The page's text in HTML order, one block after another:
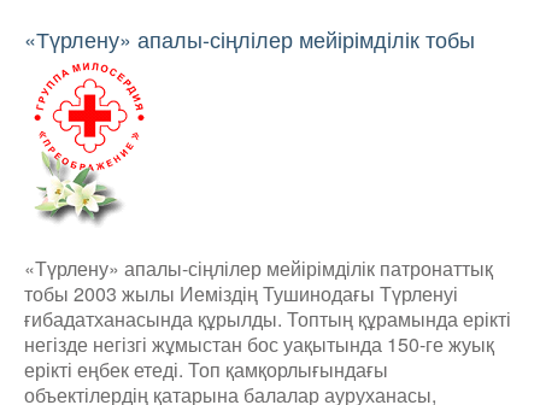
«Түрлену» апалы-сіңлілер мейірімділік тобы
«Түрлену» апалы-сіңлілер мейірімділік патронаттық
тобы 2003 жылы Иеміздің Тушинодағы Түрленуі
ғибадатханасында құрылды. Топтың құрамында ерікті
негізде негізгі жұмыстан бос уақытында 150-ге жуық
ерікті еңбек етеді. Топ қамқорлығындағы
объектілердің қатарына балалар ауруханасы,